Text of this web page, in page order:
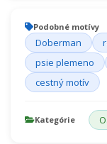
Podobné motívy
Doberman
psie plemeno
cestný motív
Kategórie